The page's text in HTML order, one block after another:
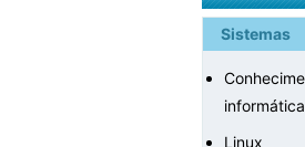
Sistemas
informática
Linux